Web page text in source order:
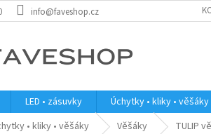
info@faveshop.cz
LED • zásuvky Úchytky • kliky • věšáky
• kliky • věšáky Věšáky TULIP